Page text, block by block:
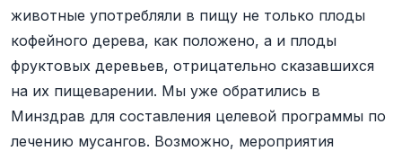
животные употребляли в пищу не только плоды
кофейного дерева, как положено, а и плоды
фруктовых деревьев, отрицательно сказавшихся
на их пищеварении. Мы уже обратились в
Минздрав для составления целевой программы по
лечению мусангов. Возможно, мероприятия